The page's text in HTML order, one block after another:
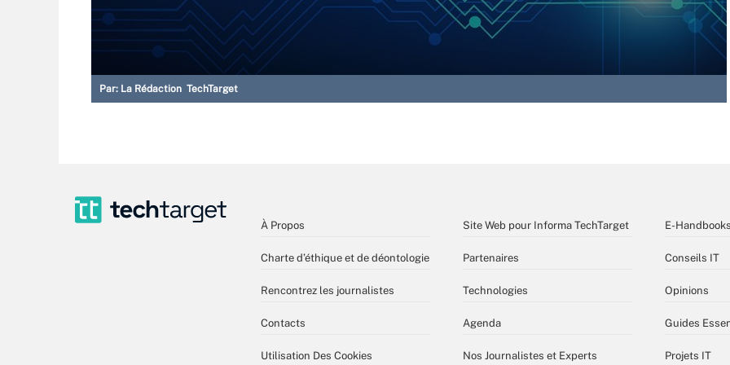
Par: La Rédaction TechTarget
À Propos
Charte d’éthique et de déontologie
Rencontrez les journalistes
Contacts
Utilisation Des Cookies
Site Web pour Informa TechTarget
Partenaires
Technologies
Agenda
Nos Journalistes et Experts
E-Handbooks
Conseils IT
Opinions
Guides
Projets IT